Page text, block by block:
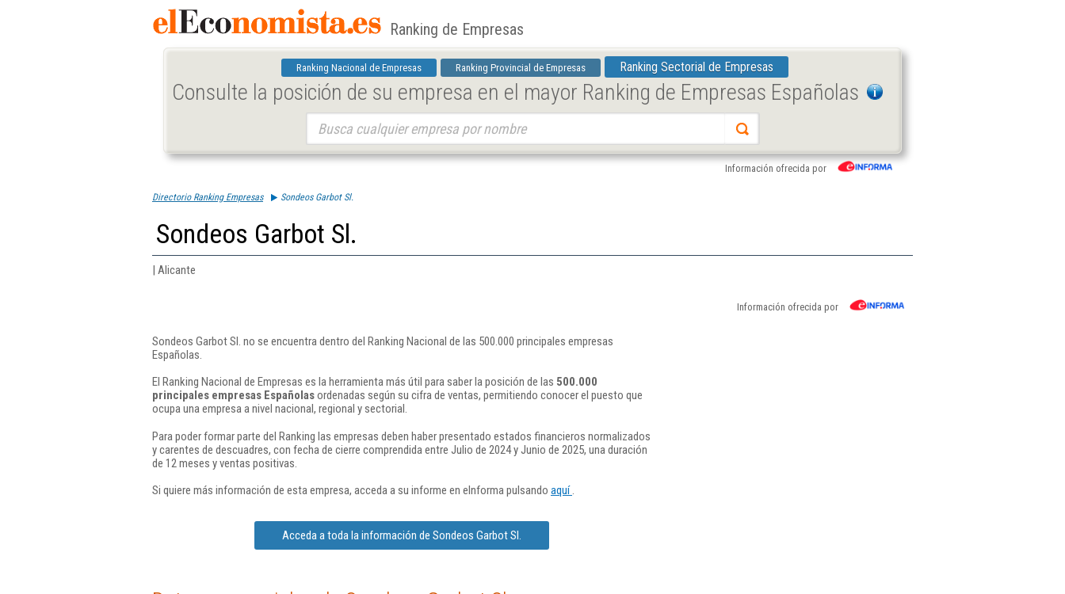
Ranking de Empresas
Ranking Nacional de Empresas Ranking Provincial de Empresas Ranking Sectorial de Empresas
Consulte la posición de su empresa en el mayor Ranking de Empresas Españolas
Información ofrecida por
Directorio Ranking Empresas Sondeos Garbot Sl.
Sondeos Garbot Sl.
| Alicante
Información ofrecida por
Sondeos Garbot Sl. no se encuentra dentro del Ranking Nacional de las 500.000 principales empresas
Españolas.
El Ranking Nacional de Empresas es la herramienta más útil para saber la posición de las 500.000
principales empresas Españolasordenadas según su cifra de ventas, permitiendo conocer el puesto que
ocupa una empresa a nivel nacional, regional y sectorial.
Para poder formar parte del Ranking las empresas deben haber presentado estados financieros normalizados
y carentes de descuadres, con fecha de cierre comprendida entre Julio de 2024 y Junio de 2025, una duración
de 12 meses y ventas positivas.
Si quiere más información de esta empresa, acceda a su informe en eInforma pulsando aquí.
Acceda a toda la información de Sondeos Garbot Sl.